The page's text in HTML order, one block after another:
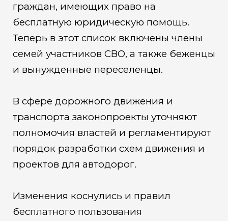
граждан, имеющих право на
бесплатную юридическую помощь.
Теперь в этот список включены члены
семей участников СВО, а также беженцы
и вынужденные переселенцы.
В сфере дорожного движения и
транспорта законопроекты уточняют
полномочия властей и регламентируют
порядок разработки схем движения и
проектов для автодорог.
Изменения коснулись и правил
бесплатного пользования